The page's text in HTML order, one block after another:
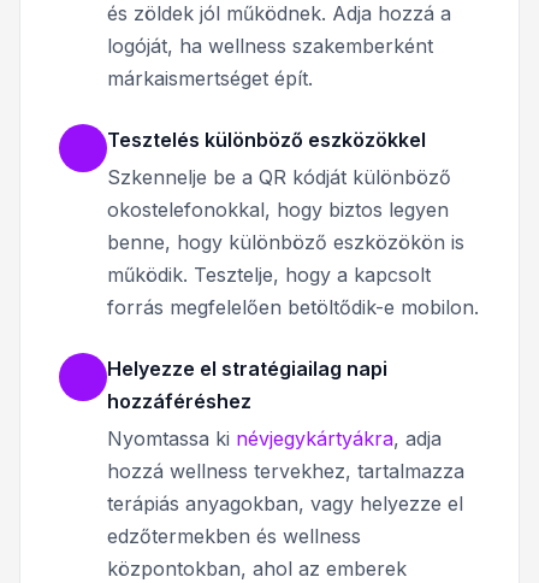
és zöldek jól működnek. Adja hozzá a
logóját, ha wellness szakemberként
márkaismertséget épít.
Tesztelés különböző eszközökkel
Szkennelje be a QR kódját különböző
okostelefonokkal, hogy biztos legyen
benne, hogy különböző eszközökön is
működik. Tesztelje, hogy a kapcsolt
forrás megfelelően betöltődik-e mobilon.
Helyezze el stratégiailag napi
hozzáféréshez
Nyomtassa ki névjegykártyákra, adja
hozzá wellness tervekhez, tartalmazza
terápiás anyagokban, vagy helyezze el
edzőtermekben és wellness
központokban, ahol az emberek